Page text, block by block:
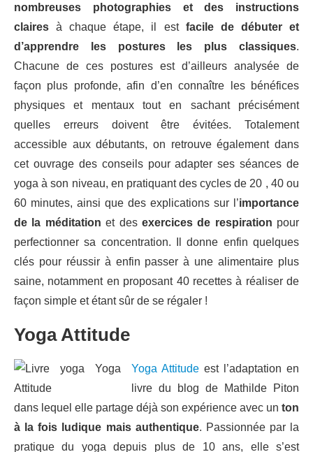
nombreuses photographies et des instructions
claires à chaque étape, il est facile de débuter et
d’apprendre les postures les plus classiques.
Chacune de ces postures est d’ailleurs analysée de
façon plus profonde, afin d’en connaître les bénéfices
physiques et mentaux tout en sachant précisément
quelles erreurs doivent être évitées. Totalement
accessible aux débutants, on retrouve également dans
cet ouvrage des conseils pour adapter ses séances de
yoga à son niveau, en pratiquant des cycles de 20 , 40 ou
60 minutes, ainsi que des explications sur l’importance
de la méditation et des exercices de respiration pour
perfectionner sa concentration. Il donne enfin quelques
clés pour réussir à enfin passer à une alimentaire plus
saine, notamment en proposant 40 recettes à réaliser de
façon simple et étant sûr de se régaler !
Yoga Attitude
Yoga Attitude est l’adaptation en
livre du blog de Mathilde Piton
dans lequel elle partage déjà son expérience avec un ton
à la fois ludique mais authentique. Passionnée par la
pratique du yoga depuis plus de 10 ans, elle s’est